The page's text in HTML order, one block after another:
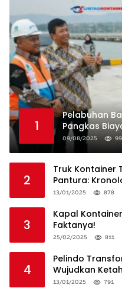
1
Pelabuhan
Pangkas
09/08/2025
2
Truk Kontainer
Pantura:
13/01/2025 878
3
Kapal
Faktanya!
25/02/2025 811
4
Pelindo
Wujudkan
Global
13/01/2025 791